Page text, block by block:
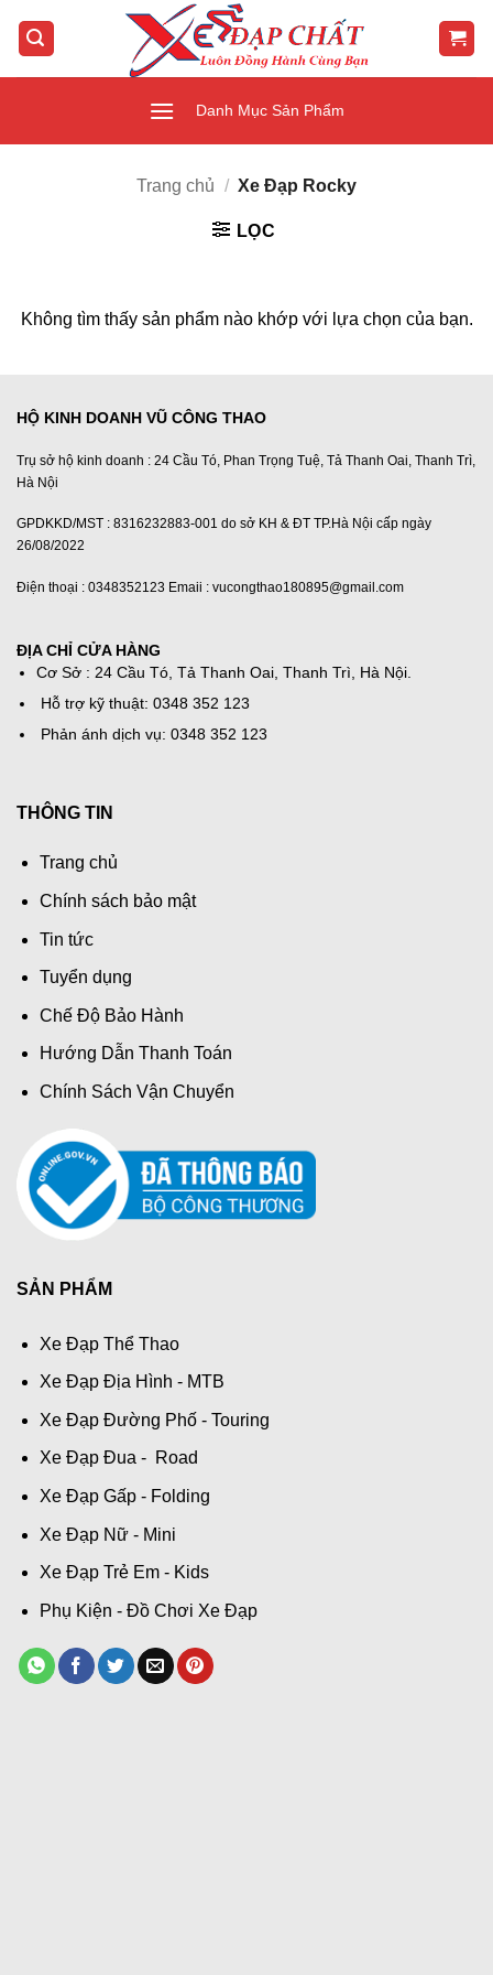
qua
Danh Mục Sản Phẩm
Trang chủ / Xe Đạp Rocky
LỌC
Không tìm thấy sản phẩm nào khớp với lựa chọn của bạn.
HỘ KINH DOANH VŨ CÔNG THAO
Trụ sở hộ kinh doanh : 24 Cầu Tó, Phan Trọng Tuệ, Tả Thanh Oai, Thanh Trì,
Hà Nội
GPDKKD/MST : 8316232883-001 do sở KH & ĐT TP.Hà Nội cấp ngày
26/08/2022
Điện thoại : 0348352123 Emaii : vucongthao180895@gmail.com
ĐỊA CHỈ CỬA HÀNG
Cơ Sở : 24 Cầu Tó, Tả Thanh Oai, Thanh Trì, Hà Nội.
Hỗ trợ kỹ thuật: 0348 352 123
Phản ánh dịch vụ: 0348 352 123
THÔNG TIN
Trang chủ
Chính sách bảo mật
Tin tức
Tuyển dụng
Chế Độ Bảo Hành
Hướng Dẫn Thanh Toán
Chính Sách Vận Chuyển
SẢN PHẨM
Xe Đạp Thể Thao
Xe Đạp Địa Hình - MTB
Xe Đạp Đường Phố - Touring
Xe Đạp Đua - Road
Xe Đạp Gấp - Folding
Xe Đạp Nữ - Mini
Xe Đạp Trẻ Em - Kids
Phụ Kiện - Đồ Chơi Xe Đạp